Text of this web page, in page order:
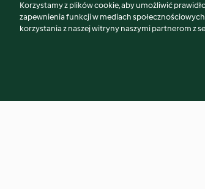
Może spodoba Ci się
Korzystamy z plików cookie, aby umożliwić
zapewnienia funkcji w mediach
korzystania z naszej witryny naszymi partnerom z